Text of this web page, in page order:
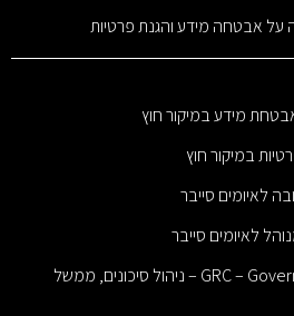
GRC – Governance, Risk & Compliance – ניהול סיכונים, ממשל